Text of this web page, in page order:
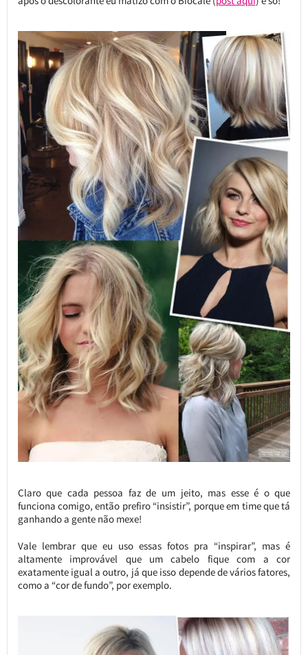
Claro que cada pessoa faz de um jeito, mas esse é o que
funciona comigo, então prefiro “insistir”, porque em time que tá
ganhando a gente não mexe!
Vale lembrar que eu uso essas fotos pra “inspirar”, mas é
altamente improvável que um cabelo fique com a cor
exatamente igual a outro, já que isso depende de vários fatores,
como a “cor de fundo”, por exemplo.